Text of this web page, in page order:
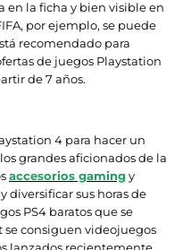
en la ficha y bien visible en
por ejemplo, se puede
recomendado para
de juegos Playstation
de 7 años.
4 para hacer un
grandes aficionados de la
accesorios gamingy
diversificar sus horas de
PS4 baratos que se
consiguen videojuegos